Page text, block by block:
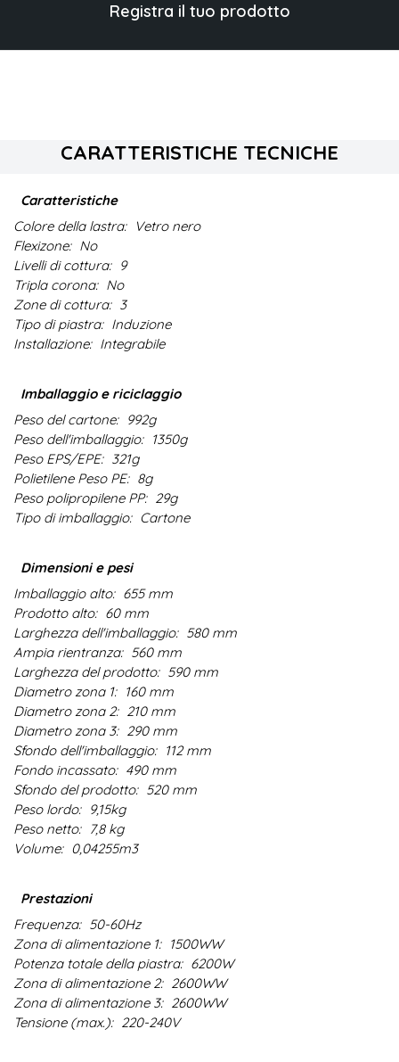
Registra il tuo prodotto
CARATTERISTICHE TECNICHE
Caratteristiche
Colore della lastra: Vetro nero
Flexizone: No
Livelli di cottura: 9
Tripla corona: No
Zone di cottura: 3
Tipo di piastra: Induzione
Installazione: Integrabile
Imballaggio e riciclaggio
Peso del cartone: 992g
Peso dell'imballaggio: 1350g
Peso EPS/EPE: 321g
Polietilene Peso PE: 8g
Peso polipropilene PP: 29g
Tipo di imballaggio: Cartone
Dimensioni e pesi
Imballaggio alto: 655 mm
Prodotto alto: 60 mm
Larghezza dell'imballaggio: 580 mm
Ampia rientranza: 560 mm
Larghezza del prodotto: 590 mm
Diametro zona 1: 160 mm
Diametro zona 2: 210 mm
Diametro zona 3: 290 mm
Sfondo dell'imballaggio: 112 mm
Fondo incassato: 490 mm
Sfondo del prodotto: 520 mm
Peso lordo: 9,15kg
Peso netto: 7,8 kg
Volume: 0,04255m3
Prestazioni
Frequenza: 50-60Hz
Zona di alimentazione 1: 1500WW
Potenza totale della piastra: 6200W
Zona di alimentazione 2: 2600WW
Zona di alimentazione 3: 2600WW
Tensione (max.): 220-240V